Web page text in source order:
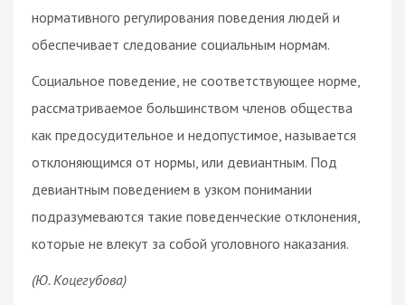
нормативного регулирования поведения людей и
обеспечивает следование социальным нормам.
Социальное поведение, не соответствующее норме,
рассматриваемое большинством членов общества
как предосудительное и недопустимое, называется
отклоняющимся от нормы, или девиантным. Под
девиантным поведением в узком понимании
подразумеваются такие поведенческие отклонения,
которые не влекут за собой уголовного наказания.
(Ю. Коцегубова)